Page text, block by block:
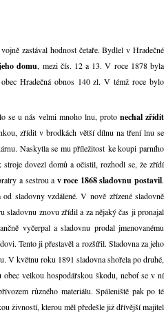
zastával hodnost četaře. Bydlel v Hradečné
domu, mezi čís. 12 a 13. V roce 1878 byla
Hradečná obnos 140 zl. V témž roce bylo
se u nás velmi mnoho lnu, proto nechal zřídit
zřídit v brodkách větší dílnu na tření lnu se
Naskytla se mu příležitost ke koupi parního
dovezl domů a očistil, rozhodl se, že zřídí
a sestrou a v roce 1868 sladovnu postavil.
sladovny vzdálené. V nově zřízené sladovně
sladovnu znovu zřídil a za nějaký čas ji pronajal
vyčerpal a sladovnu prodal jmenovanému
Tento ji přestavěl a rozšířil. Sladovna za jeho
V květnu roku 1891 sladovna shořela po druhé,
velkou hospodářskou škodu, neboť se v ní
různého materiálu. Spáleniště pak po té
živností, kterou měl předešle již dřívější majitel